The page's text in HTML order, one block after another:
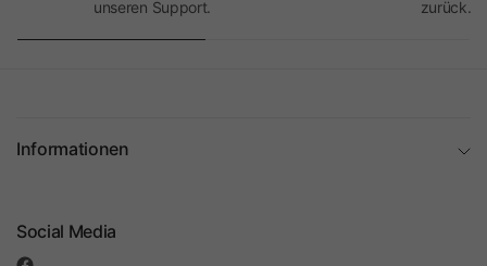
unseren Support.
zurück.
Informationen
Social Media